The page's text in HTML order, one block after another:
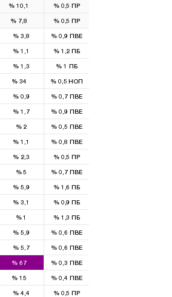
% 10,1 %0,5ПР
% 7,8 %0,5ПР
% 3,8 % 0,9 ПВЕ
% 1,1 %1,2ПБ
% 1,3 % 1 ПБ
%34
1
%0,5НОП
% 0,9 % 0,7 ПВЕ
% 1,7 % 0,9 ПВЕ
%2 % 0,5 ПВЕ
% 1,1 % 0,8 ПВЕ
% 2,3 %0,5ПР
%5 % 0,7 ПВЕ
% 5,9 %1,6ПБ
% 3,1 %0,9ПБ
%1 %1,3ПБ
% 5,9 % 0,6 ПВЕ
% 5,7 % 0,6 ПВЕ
%67
4
% 0,3 ПВЕ
%15 % 0,4 ПВЕ
% 4,4 %0,5ПР